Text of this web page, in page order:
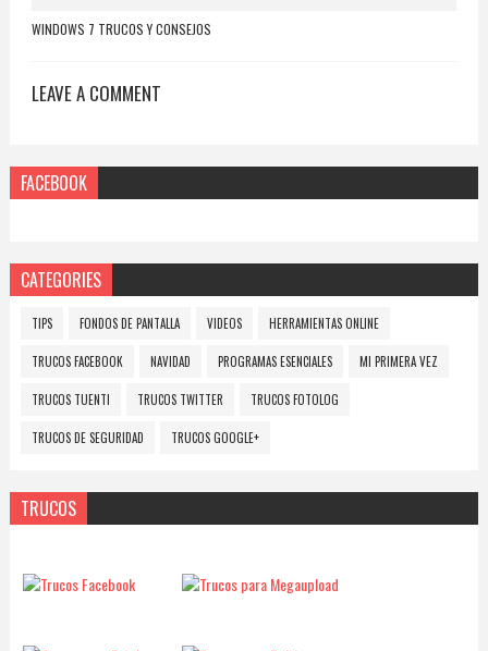
WINDOWS 7 TRUCOS Y CONSEJOS
LEAVE A COMMENT
FACEBOOK
CATEGORIES
TIPS FONDOS DE PANTALLA VIDEOS HERRAMIENTAS ONLINE
TRUCOS FACEBOOK NAVIDAD PROGRAMAS ESENCIALES MI PRIMERA VEZ
TRUCOS TUENTI TRUCOS TWITTER TRUCOS FOTOLOG
TRUCOS DE SEGURIDAD TRUCOS GOOGLE+
TRUCOS